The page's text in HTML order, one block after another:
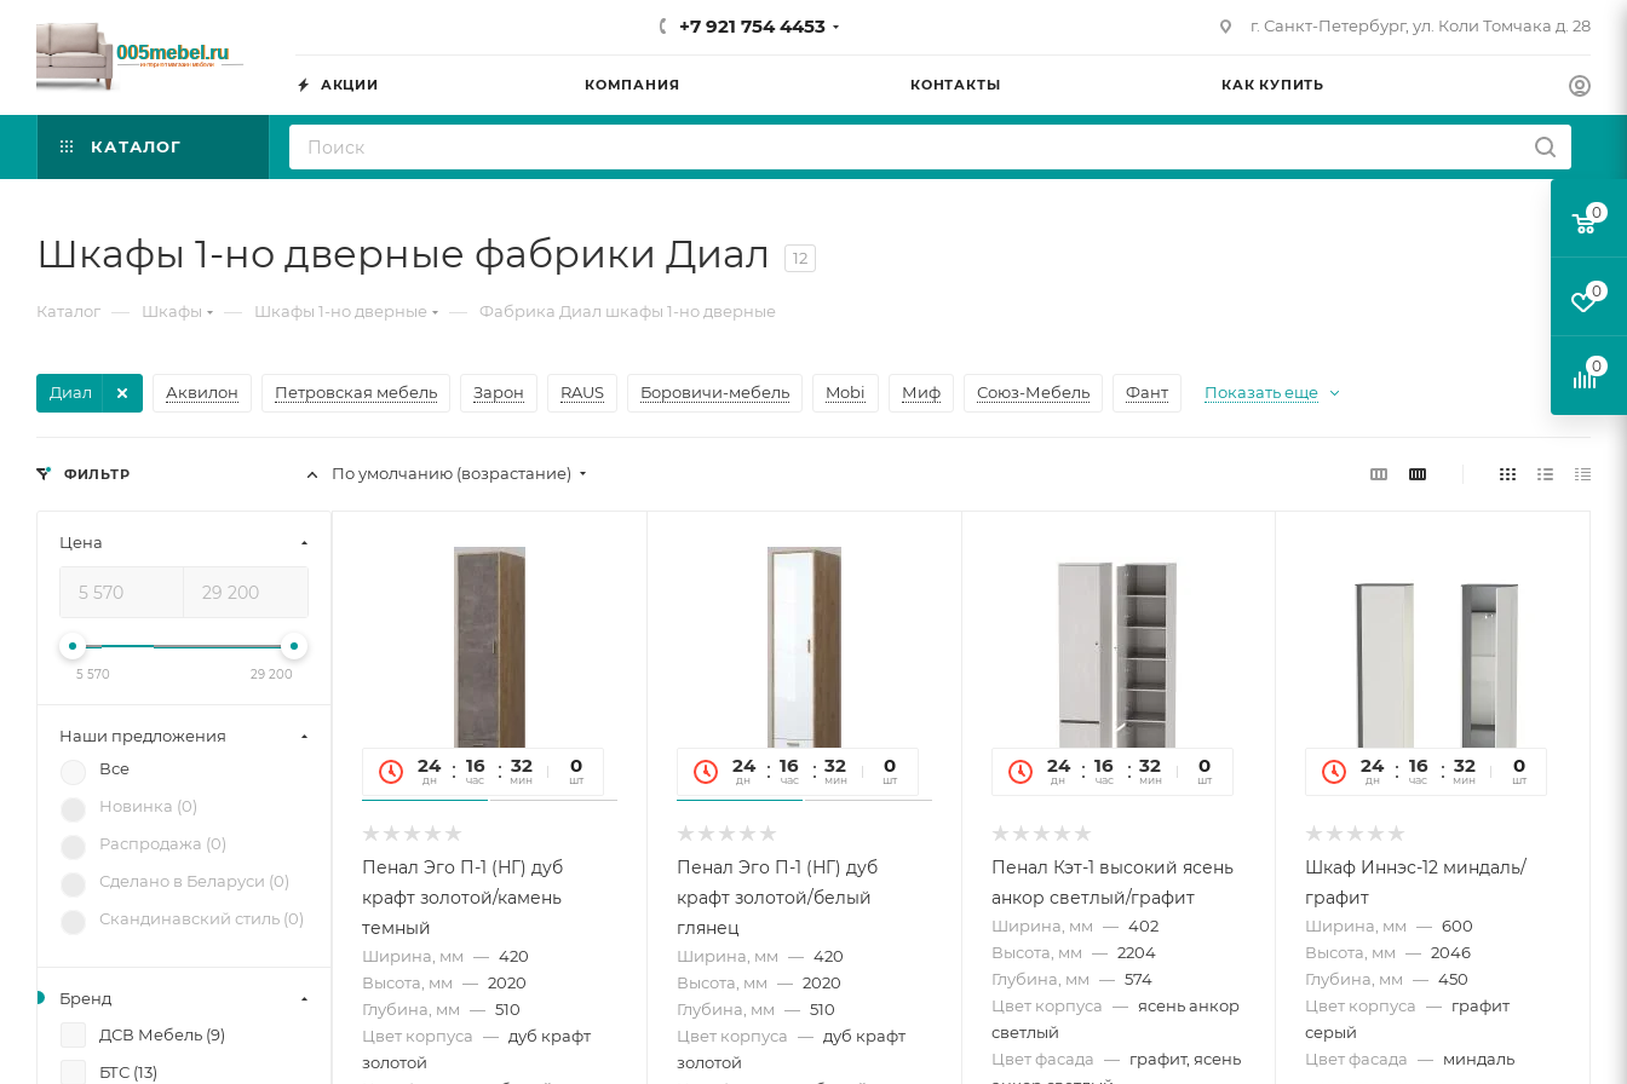
+7 921 754 4453 г. Санкт-Петербург, ул. Коли Томчака д. 28
АКЦИИ КОМПАНИЯ КОНТАКТЫ КАК КУПИТЬ
КАТАЛОГ
Шкафы 1-но дверные фабрики Диал 12
Каталог — Шкафы — Шкафы 1-но дверные — Фабрика Диал шкафы 1-но дверные
Диал Аквилон Петровская мебель Зарон RAUS Боровичи-мебель Mobi Миф Союз-Мебель Фант Показать еще
По умолчанию (возрастание)
24
дн
16
час
32
мин
19
сек
0
шт
Пенал Эго П-1 (НГ) дуб
крафт золотой/камень
темный
Ширина, мм — 420
Высота, мм — 2020
Глубина, мм — 510
Цвет корпуса — дуб крафт
золотой
24
дн
16
час
32
мин
19
сек
0
шт
Пенал Эго П-1 (НГ) дуб
крафт золотой/белый
глянец
Ширина, мм — 420
Высота, мм — 2020
Глубина, мм — 510
Цвет корпуса — дуб крафт
золотой
24
дн
16
час
32
мин
19
сек
0
шт
Пенал Кэт-1 высокий ясень
анкор светлый/графит
Ширина, мм — 402
Высота, мм — 2204
Глубина, мм — 574
Цвет корпуса — ясень анкор
светлый
Цвет фасада — графит, ясень
24
дн
16
час
32
мин
19
сек
0
шт
Шкаф Иннэс-12 миндаль/
графит
Ширина, мм — 600
Высота, мм — 2046
Глубина, мм — 450
Цвет корпуса — графит
серый
Цвет фасада — миндаль
ФИЛЬТР
Цена
5 570 29 200
Наши предложения
Все
Новинка (0)
Распродажа (0)
Сделано в Беларуси (0)
Скандинавский стиль (0)
Бренд
ДСВ Мебель (9)
БТС (13)
0
0
0